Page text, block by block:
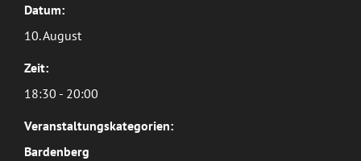
Datum:
10. August
Zeit:
18:30 - 20:00
Veranstaltungskategorien:
Bardenberg